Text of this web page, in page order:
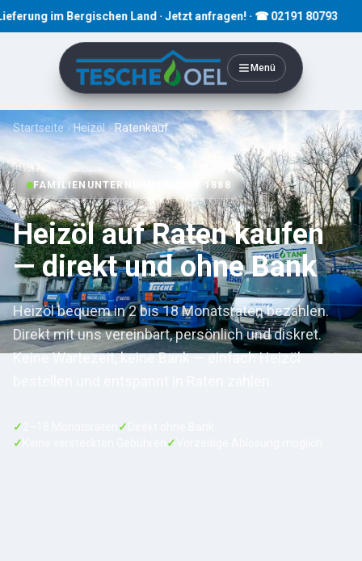
Bergischen Land · Jetzt anfragen! · ☎ 02191 80793
Menü
Startseite › Heizöl › Ratenkauf
FAMILIENUNTERNEHMEN SEIT 1888
Heizöl auf Raten kaufen
— direkt und ohne Bank
Heizöl bequem in 2 bis 18 Monatsraten bezahlen.
Direkt mit uns vereinbart, persönlich und diskret.
Keine Wartezeit, keine Bank — einfach Heizöl
✓ ✓
✓
✓